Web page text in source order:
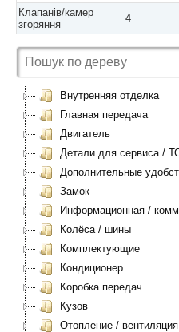
Клапанів/камер
згоряння
4
Внутренняя отделка
Главная передача
Двигатель
Детали для сервиса /
Дополнительные
Замок
Информационная /
Колёса / шины
Комплектующие
Кондиционер
Коробка передач
Кузов
Отопление / вентиляция